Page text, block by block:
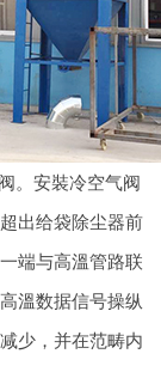
。安裝冷空气阀
出给袋除尘器前
端与高溫管路联
溫数据信号操纵
少，并在范畴内